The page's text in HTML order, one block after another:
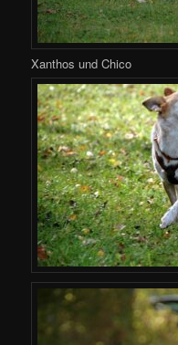
Xanthos und Chico